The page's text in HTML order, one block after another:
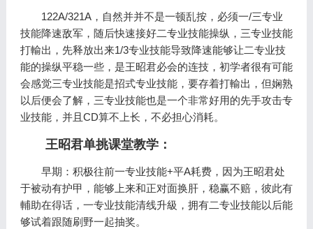
122A/321A，自然并并不是一顿乱按，必须一/三专业
技能降速敌军，随后快速接好二专业技能操纵，三专业技能
打輸出，先释放出来1/3专业技能导致降速能够让二专业技
能的操纵平稳一些，是王昭君必会的连技，初学者很有可能
会感觉三专业技能是招式专业技能，要存着打輸出，但娴熟
以后便会了解，三专业技能也是一个非常好用的先手攻击专
业技能，并且CD算不上长，不必担心消耗。
王昭君单挑课堂教学：
早期：积极往前一专业技能+平A耗费，因为王昭君处
于被动有护甲，能够上来和正对面换肝，稳赢不赔，彼此有
輔助在得话，一专业技能清线升級，拥有二专业技能以后能
够试着跟随刷野一起抽奖。